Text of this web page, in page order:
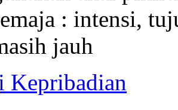
: intensi,
jauh
Kepribadian